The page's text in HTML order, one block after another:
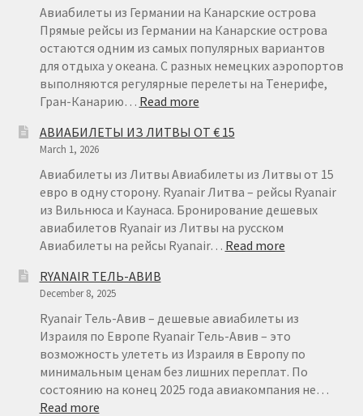
€22
Авиабилеты из Германии на Канарские острова
Прямые рейсы из Германии на Канарские острова
остаются одним из самых популярных вариантов
для отдыха у океана. С разных немецких аэропортов
выполняются регулярные перелеты на Тенерифе,
Гран-Канарию… Read more:
ИЗ
НА
КАНАРСКИЕ
ОСТРОВА
АВИАБИЛЕТЫ ИЗ ЛИТВЫ ОТ € 15
March 1, 2026
Авиабилеты из Литвы Авиабилеты из Литвы от 15
евро в одну сторону. Ryanair Литва – рейсы Ryanair
из Вильнюса и Каунаса. Бронирование дешевых
авиабилетов Ryanair из Литвы на русском
Авиабилеты на рейсы Ryanair… Read more:
ОТ
€
15
RYANAIR ТЕЛЬ-АВИВ
December 8, 2025
Ryanair Тель-Авив – дешевые авиабилеты из
Израиля по Европе Ryanair Тель-Авив – это
возможность улететь из Израиля в Европу по
минимальным ценам без лишних переплат. По
состоянию на конец 2025 года авиакомпания не…
Read more: